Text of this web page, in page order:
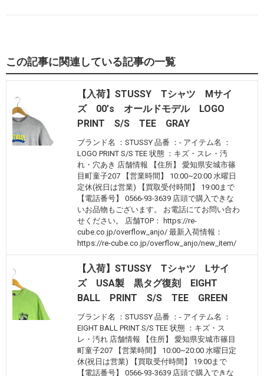
この記事に関連している記事の一覧
【入荷】STUSSY Tシャツ Mサイ
ズ 00’s オールドモデル LOGO
PRINT S/S TEE GRAY
ブランド名 ：STUSSY 品番 ：- アイテム名 ：
LOGO PRINT S/S TEE 状態 ：キズ・スレ・汚
れ・穴あき 店舗情報 【住所】 愛知県安城市篠
目町童子207 【営業時間】 10:00~20:00 水曜日
定休(祝日は営業) 【買取受付時間】 19:00まで
【電話番号】 0566-93-3639 店頭で購入できな
いお品物もございます。 お電話にてお問い合わ
せください。 店舗TOP： https://re-
cube.co.jp/overflow_anjo/ 最新入荷情報：
https://re-cube.co.jp/overflow_anjo/new_item/
【入荷】STUSSY Tシャツ Lサイ
ズ USA製 黒タグ復刻 EIGHT
BALL PRINT S/S TEE GREEN
ブランド名 ：STUSSY 品番 ：- アイテム名 ：
EIGHT BALL PRINT S/S TEE 状態 ：キズ・ス
レ・汚れ 店舗情報 【住所】 愛知県安城市篠目
町童子207 【営業時間】 10:00~20:00 水曜日定
休(祝日は営業) 【買取受付時間】 19:00まで
【電話番号】 0566-93-3639 店頭で購入できな